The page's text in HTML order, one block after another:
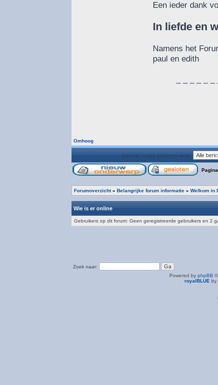
Een ieder dank
In liefde en
Namens het
paul en edith
Omhoog
Geef de vorige berichten weer:
Forumoverzicht» Belangrijke forum informatie » Welkom in
Wie is er online
Gebruikers op dit forum: Geen geregistreerde gebruikers en 2
Zoek naar:
Powered by phpBB
royalBLUE by